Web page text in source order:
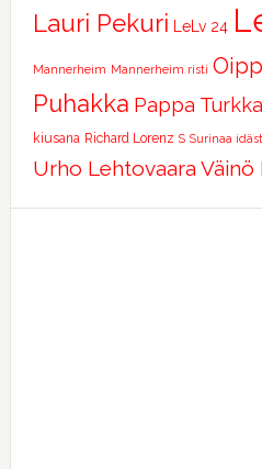
Lauri Pekuri LeLv 24
Mannerheim Mannerheim risti
Puhakka Pappa Turkka
kiusana Richard Lorenz S Surinaa
Urho Lehtovaara Väinö